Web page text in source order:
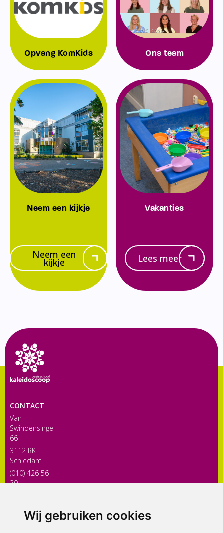
Wij gebruiken cookies
Opvang KomKids Ons team
Neem een kijkje
Neem een
kijkje
Vakanties
Lees meer
CONTACT
Van
Swindensingel
66
3112 RK
Schiedam
(010) 426 56
30
ONDERDEEL VAN